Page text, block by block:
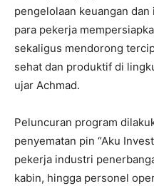
pengelolaan keuangan
para pekerja
sekaligus mendorong
sehat dan produktif di
ujar Achmad.
Peluncuran program
penyematan pin “Aku
pekerja industri
kabin, hingga personel